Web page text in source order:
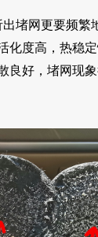
堵网更要频繁
化度高，热稳
好，堵网现象